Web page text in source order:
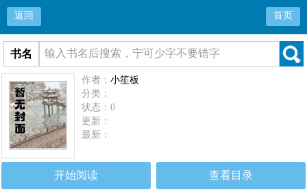
返回 首页
书名
作者：小笙板
分类：
状态：0
更新：
最新：
开始阅读 查看目录